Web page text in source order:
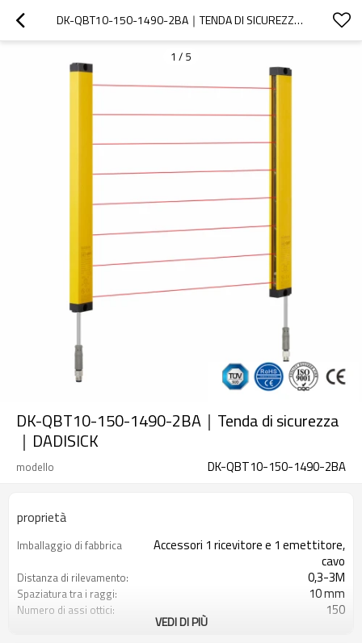
DK-QBT10-150-1490-2BA｜TENDA DI SICUREZZA｜DADISICK
1 / 5
DK-QBT10-150-1490-2BA｜Tenda di sicurezza
｜DADISICK
modello DK-QBT10-150-1490-2BA
proprietà
Imballaggio di fabbrica
Accessori 1 ricevitore e 1 emettitore,
cavo
Distanza di rilevamento: 0,3-3M
Spaziatura tra i raggi: 10 mm
Numero di assi ottici: 150
VEDI DI PIÙ